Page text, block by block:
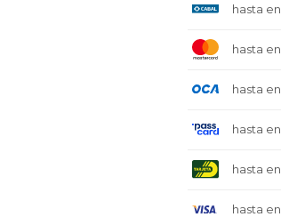
hasta en
hasta en
hasta en
hasta en
hasta en
hasta en